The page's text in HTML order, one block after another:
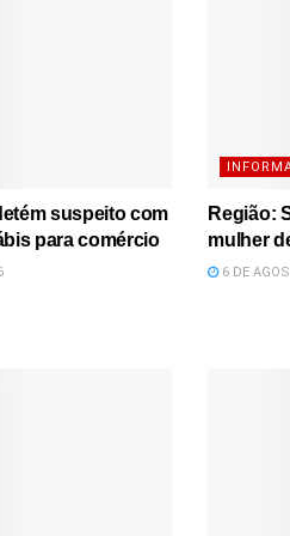
suspeito com
para comércio
Região:
mulher
6 DE